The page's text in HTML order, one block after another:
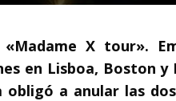
X tour».
en Lisboa, Boston
a anular las